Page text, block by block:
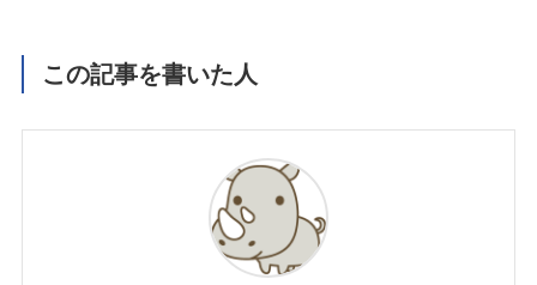
この記事を書いた人